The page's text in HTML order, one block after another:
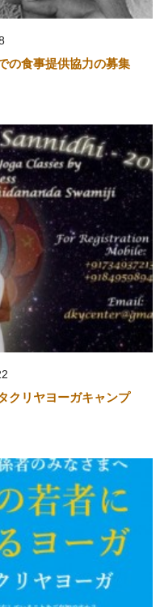
の食事提供協力の募集
クリヤヨーガキャンプ